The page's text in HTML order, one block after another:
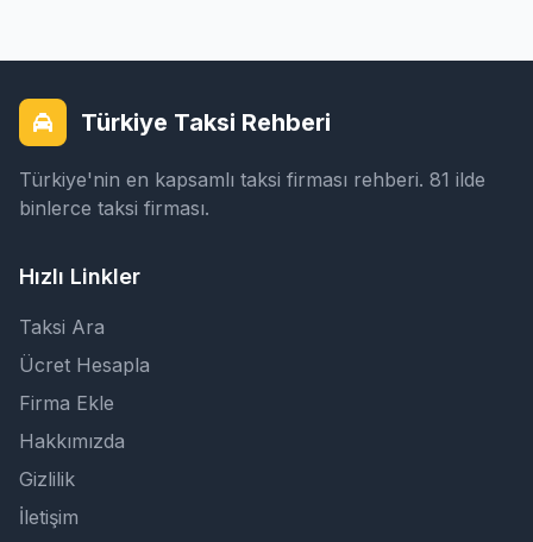
Türkiye Taksi Rehberi
Türkiye'nin en kapsamlı taksi firması rehberi. 81 ilde
binlerce taksi firması.
Hızlı Linkler
Taksi Ara
Ücret Hesapla
Firma Ekle
Hakkımızda
Gizlilik
İletişim